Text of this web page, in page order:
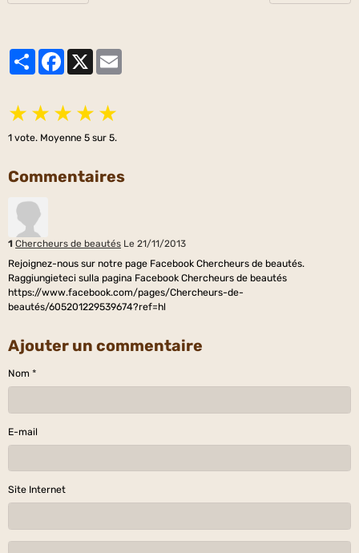
PartagerFacebook
★ ★ ★ ★ ★
1 vote. Moyenne 5 sur 5.
Commentaires
1 Chercheurs de beautés Le 21/11/2013
Rejoignez-nous sur notre page Facebook Chercheurs de beautés.
Raggiungieteci sulla pagina Facebook Chercheurs de beautés
https://www.facebook.com/pages/Chercheurs-de-
beautés/605201229539674?ref=hl
Ajouter un commentaire
Nom
E-mail
Site Internet